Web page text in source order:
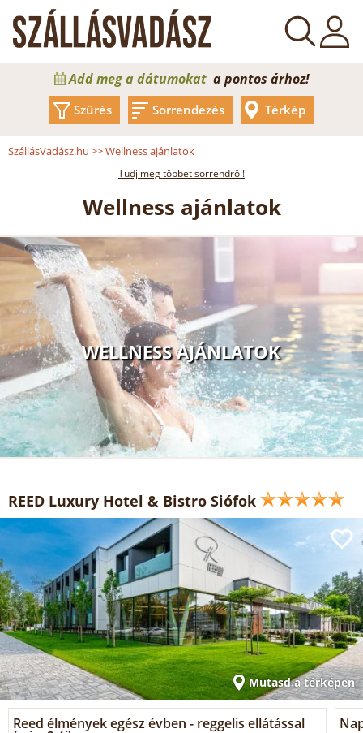
Add meg a dátumokat a pontos árhoz!
Szűrés Sorrendezés Térkép
SzállásVadász.hu >>Wellness ajánlatok
Tudj meg többet sorrendről!
Wellness ajánlatok
WELLNESS AJÁNLATOK
REED Luxury Hotel & Bistro Siófok
Mutasd a térképen
Reed élmények egész évben - reggelis ellátással